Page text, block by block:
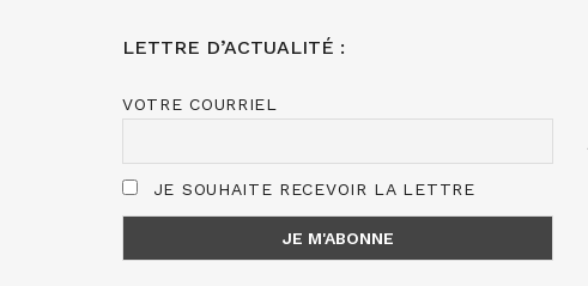
LETTRE D’ACTUALITÉ :
VOTRE COURRIEL
JE SOUHAITE RECEVOIR LA LETTRE